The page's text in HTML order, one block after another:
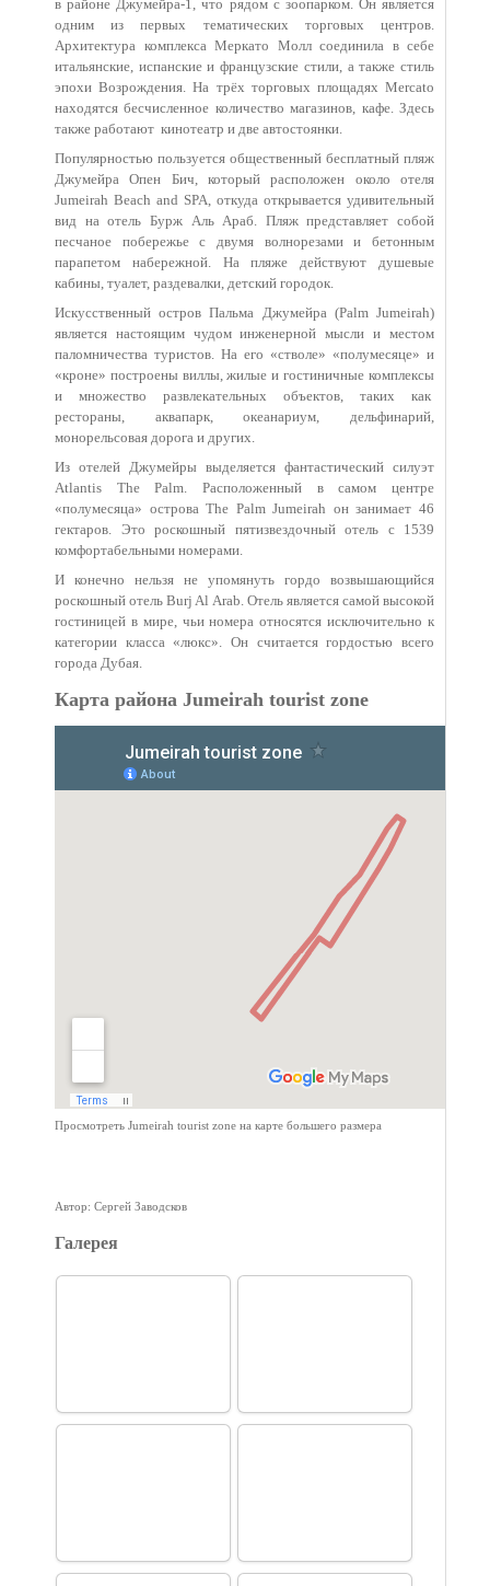
в районе Джумейра-1, что рядом с зоопарком. Он является
одним из первых тематических торговых центров.
Архитектура комплекса Меркато Молл соединила в себе
итальянские, испанские и французские стили, а также стиль
эпохи Возрождения. На трёх торговых площадях Mercato
находятся бесчисленное количество магазинов, кафе. Здесь
также работают кинотеатр и две автостоянки.
Популярностью пользуется общественный бесплатный пляж
Джумейра Опен Бич, который расположен около отеля
Jumeirah Beach and SPA, откуда открывается удивительный
вид на отель Бурж Аль Араб. Пляж представляет собой
песчаное побережье с двумя волнорезами и бетонным
парапетом набережной. На пляже действуют душевые
кабины, туалет, раздевалки, детский городок.
Искусственный остров Пальма Джумейра (Palm Jumeirah)
является настоящим чудом инженерной мысли и местом
паломничества туристов. На его «стволе» «полумесяце» и
«кроне» построены виллы, жилые и гостиничные комплексы
и множество развлекательных объектов, таких как
рестораны, аквапарк, океанариум, дельфинарий,
монорельсовая дорога и других.
Из отелей Джумейры выделяется фантастический силуэт
Atlantis The Palm. Расположенный в самом центре
«полумесяца» острова The Palm Jumeirah он занимает 46
гектаров. Это роскошный пятизвездочный отель с 1539
комфортабельными номерами.
И конечно нельзя не упомянуть гордо возвышающийся
роскошный отель Burj Al Arab. Отель является самой высокой
гостиницей в мире, чьи номера относятся исключительно к
категории класса «люкс». Он считается гордостью всего
города Дубая.
Карта района Jumeirah tourist zone
Просмотреть Jumeirah tourist zone на карте большего размера
Автор: Сергей Заводсков
Галерея